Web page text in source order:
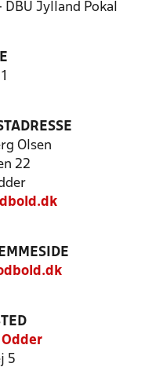
DBU Jylland Pokal
Olsen
22
5